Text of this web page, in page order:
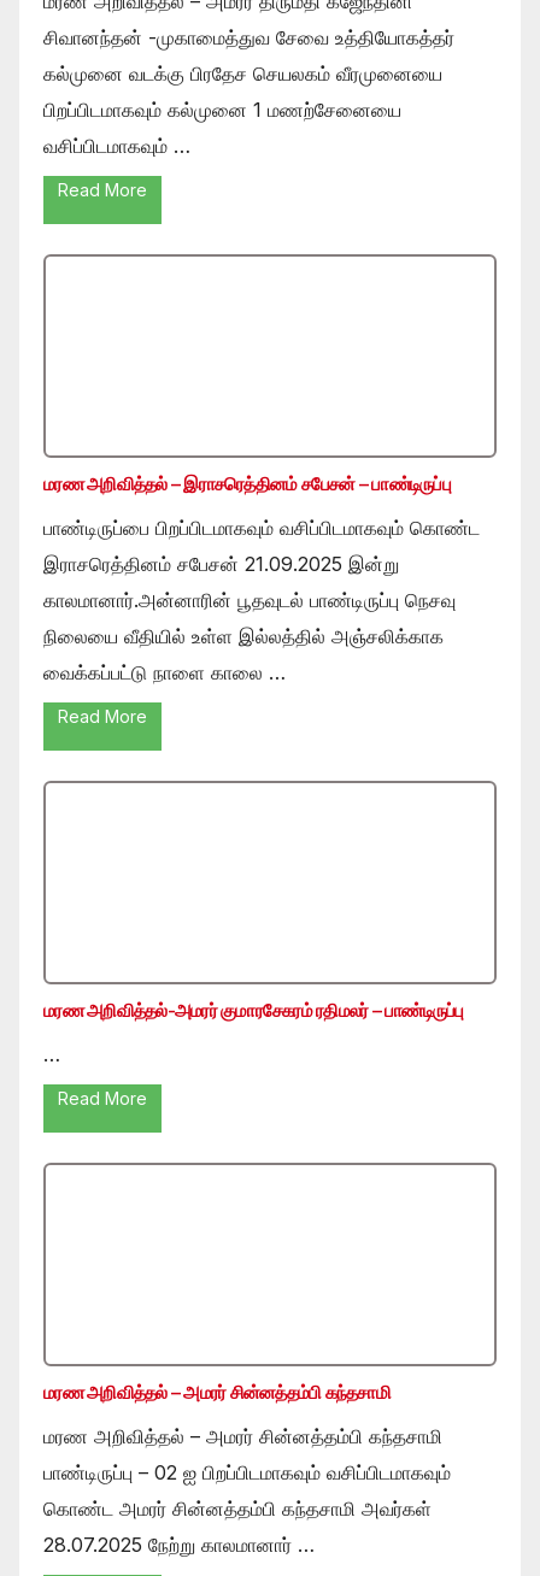
சிவானந்தன் -முகாமைத்துவ சேவை உத்தியோகத்தர்
கல்முனை வடக்கு பிரதேச செயலகம் வீரமுனையை
பிறப்பிடமாகவும் கல்முனை 1 மணற்சேனையை
வசிப்பிடமாகவும் …
Read More
மரண அறிவித்தல் – இராசரெத்தினம் சபேசன் – பாண்டிருப்பு
பாண்டிருப்பை பிறப்பிடமாகவும் வசிப்பிடமாகவும் கொண்ட
இராசரெத்தினம் சபேசன் 21.09.2025 இன்று
காலமானார்.அன்னாரின் பூதவுடல் பாண்டிருப்பு நெசவு
நிலையை வீதியில் உள்ள இல்லத்தில் அஞ்சலிக்காக
வைக்கப்பட்டு நாளை காலை …
Read More
மரண அறிவித்தல்-அமரர் குமாரசேகரம் ரதிமலர் – பாண்டிருப்பு
…
Read More
மரண அறிவித்தல் – அமரர் சின்னத்தம்பி கந்தசாமி
மரண அறிவித்தல் – அமரர் சின்னத்தம்பி கந்தசாமி
பாண்டிருப்பு – 02 ஐ பிறப்பிடமாகவும் வசிப்பிடமாகவும்
கொண்ட அமரர் சின்னத்தம்பி கந்தசாமி அவர்கள்
28.07.2025 நேற்று காலமானார் …